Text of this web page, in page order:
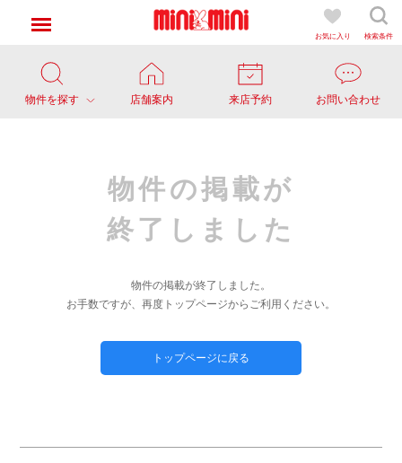
お気に入り 検索条件
物件を探す 店舗案内 来店予約 お問い合わせ
物件の掲載が
終了しました
物件の掲載が終了しました。
お手数ですが、再度トップページからご利用ください。
トップページに戻る